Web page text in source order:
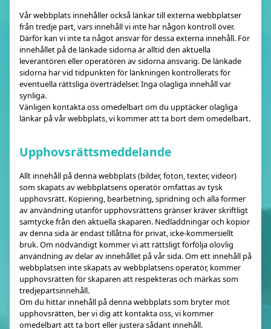
Vår webbplats innehåller också länkar till externa webbplatser
från tredje part, vars innehåll vi inte har någon kontroll över.
Därför kan vi inte ta något ansvar för dessa externa innehåll. För
innehållet på de länkade sidorna är alltid den aktuella
leverantören eller operatören av sidorna ansvarig. De länkade
sidorna har vid tidpunkten för länkningen kontrollerats för
eventuella rättsliga överträdelser. Inga olagliga innehåll var
synliga.
Vänligen kontakta oss omedelbart om du upptäcker olagliga
länkar på vår webbplats, vi kommer att ta bort dem omedelbart.
Upphovsrättsmeddelande
Allt innehåll på denna webbplats (bilder, foton, texter, videor)
som skapats av webbplatsens operatör omfattas av tysk
upphovsrätt. Kopiering, bearbetning, spridning och alla former
av användning utanför upphovsrättens gränser kräver skriftligt
samtycke från den aktuella skaparen. Nedladdningar och kopior
av denna sida är endast tillåtna för privat, icke-kommersiellt
bruk. Om nödvändigt kommer vi att rättsligt förfölja olovlig
användning av delar av innehållet på vår sida. Om ett innehåll på
webbplatsen inte skapats av webbplatsens operatör, kommer
upphovsrätten för skaparen att respekteras och märkas som
tredjepartsinnehåll.
Om du hittar innehåll på denna webbplats som bryter mot
upphovsrätten, ber vi dig att kontakta oss, vi kommer
omedelbart att ta bort eller justera sådant innehåll.